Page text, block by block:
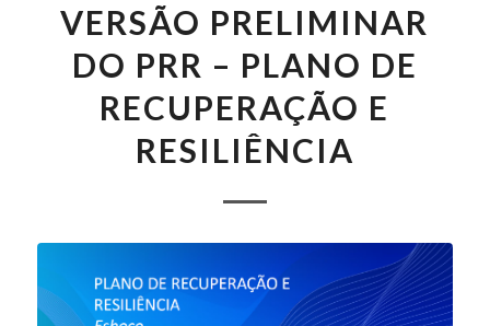
VERSÃO PRELIMINAR
DO PRR – PLANO DE
RECUPERAÇÃO E
RESILIÊNCIA